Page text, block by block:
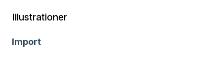
Illustrationer
Import